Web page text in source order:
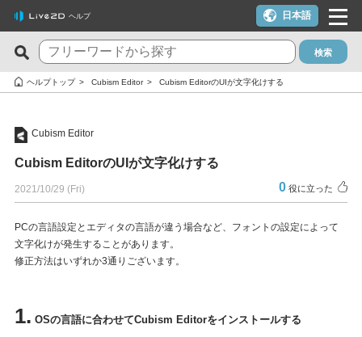
ヘルプ
新着のFAQ
サードパーティ製アプリケーションにおけるCubism Editorおよ
びCubism SDKの新機能対応について
タイムラインの最終フレームが出力されません
alpha版のCubism Editorで作成したファイル(cmo3,can3,moc3)
は他のバージョンでも開けますか？
AIが使われたコンテンツでCubism EditorやCubism SDK、サン
役に立った質問TOP10
が表示される
クーポンを使いたい
YouTubeやTwitchでの配信に使いたいが可能か？
トライアル版とフリー版の違いは？
トライアル版を利用しないでFREE版を利用したい
解約したい（更新停止にしたい）
検索
ヘルプトップ Cubism Editor Cubism EditorのUIが文字化けする
Cubism Editor
Cubism EditorのUIが文字化けする
2021/10/29 (Fri) 0 役に立った
PCの言語設定とエディタの言語が違う場合など、フォントの設定によって
文字化けが発生することがあります。
修正方法はいずれか3通りございます。
1. OSの言語に合わせてCubism Editorをインストールする
日本語